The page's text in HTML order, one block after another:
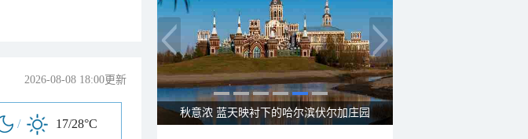
2026-08-08 18:00更新
/ 17/28°C
秋意浓 蓝天映衬下的哈尔滨伏尔加庄园